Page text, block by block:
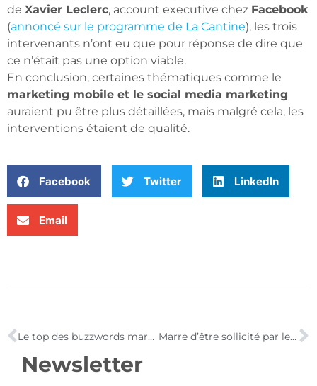
de Xavier Leclerc, account executive chez Facebook
(annoncé sur le programme de La Cantine), les trois
intervenants n’ont eu que pour réponse de dire que
ce n’était pas une option viable.
En conclusion, certaines thématiques comme le
marketing mobile et le social media marketing
auraient pu être plus détaillées, mais malgré cela, les
interventions étaient de qualité.
Facebook Twitter LinkedIn
Email
Le top des buzzwords marketing en 2009 ! Marre d’être sollicité par les marques pour devenir fan de leurs pages sur Facebook !
Newsletter